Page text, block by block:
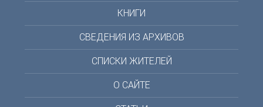
КНИГИ
СВЕДЕНИЯ ИЗ АРХИВОВ
СПИСКИ ЖИТЕЛЕЙ
О САЙТЕ